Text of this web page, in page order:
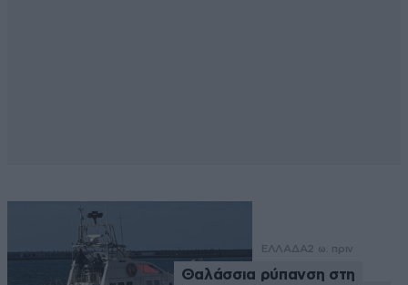
ΕΛΛΑΔΑ2 ω. πριν
Θαλάσσια ρύπανση στη